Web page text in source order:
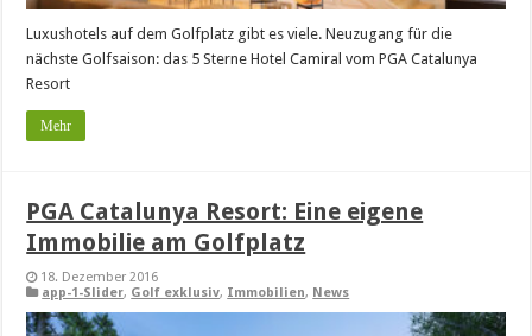
Luxushotels auf dem Golfplatz gibt es viele. Neuzugang für die
nächste Golfsaison: das 5 Sterne Hotel Camiral vom PGA Catalunya
Resort
Mehr
PGA Catalunya Resort: Eine eigene
Immobilie am Golfplatz
18. Dezember 2016
app-1-Slider, Golf exklusiv, Immobilien, News